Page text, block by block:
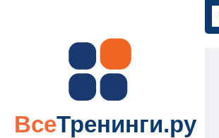
ВсеТренинги.ру